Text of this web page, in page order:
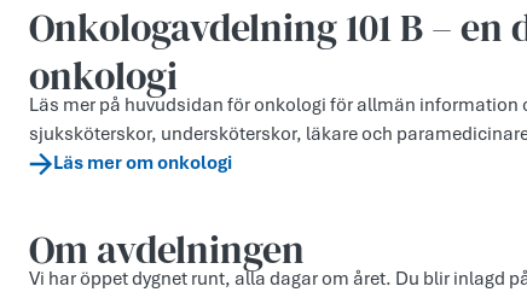
Onkologavdelning 101 B –
onkologi
Läs mer på huvudsidan för onkologi för allmän
sjuksköterskor, undersköterskor, läkare och
Läs mer om onkologi
Om avdelningen
Vi har öppet dygnet runt, alla dagar om året. Du blir inlagd